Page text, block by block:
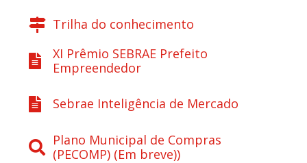
Trilha do conhecimento
XI Prêmio SEBRAE Prefeito
Empreendedor
Sebrae Inteligência de Mercado
Plano Municipal de Compras
(PECOMP) (Em breve))